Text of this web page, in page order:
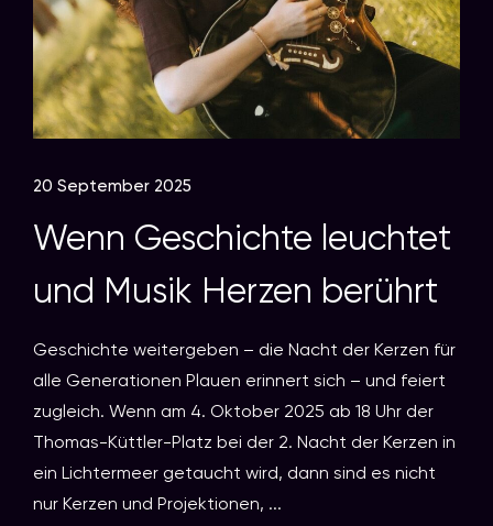
20 September 2025
Wenn Geschichte leuchtet
und Musik Herzen berührt
Geschichte weitergeben – die Nacht der Kerzen für
alle Generationen Plauen erinnert sich – und feiert
zugleich. Wenn am 4. Oktober 2025 ab 18 Uhr der
Thomas-Küttler-Platz bei der 2. Nacht der Kerzen in
ein Lichtermeer getaucht wird, dann sind es nicht
nur Kerzen und Projektionen, ...